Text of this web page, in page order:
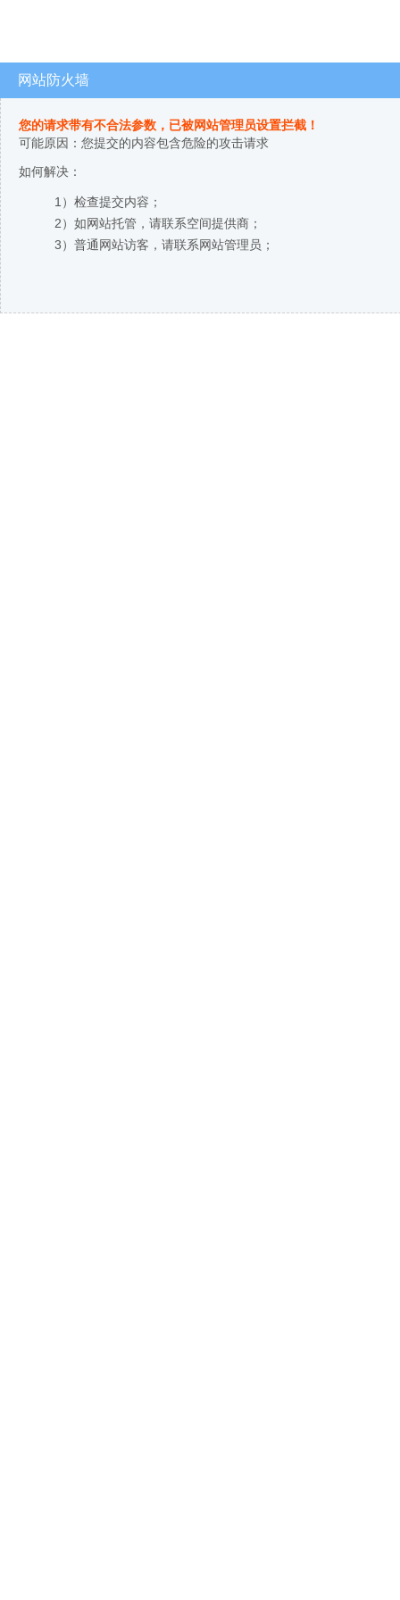
网站防火墙
您的请求带有不合法参数，已被网站管理员设置拦截！
可能原因：您提交的内容包含危险的攻击请求
如何解决：
1）检查提交内容；
2）如网站托管，请联系空间提供商；
3）普通网站访客，请联系网站管理员；